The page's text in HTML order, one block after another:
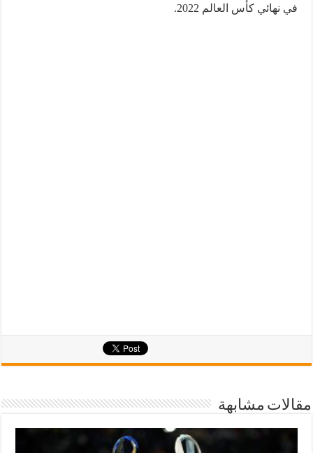
في نهائي كأس العالم 2022.
مقالات مشابهة